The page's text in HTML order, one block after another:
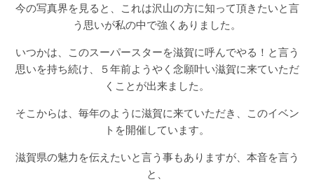
今の写真界を見ると、これは沢山の方に知って頂きたいと言
う思いが私の中で強くありました。
いつかは、このスーパースターを滋賀に呼んでやる！と言う
思いを持ち続け、５年前ようやく念願叶い滋賀に来ていただ
くことが出来ました。
そこからは、毎年のように滋賀に来ていただき、このイベン
トを開催しています。
滋賀県の魅力を伝えたいと言う事もありますが、本音を言う
と、